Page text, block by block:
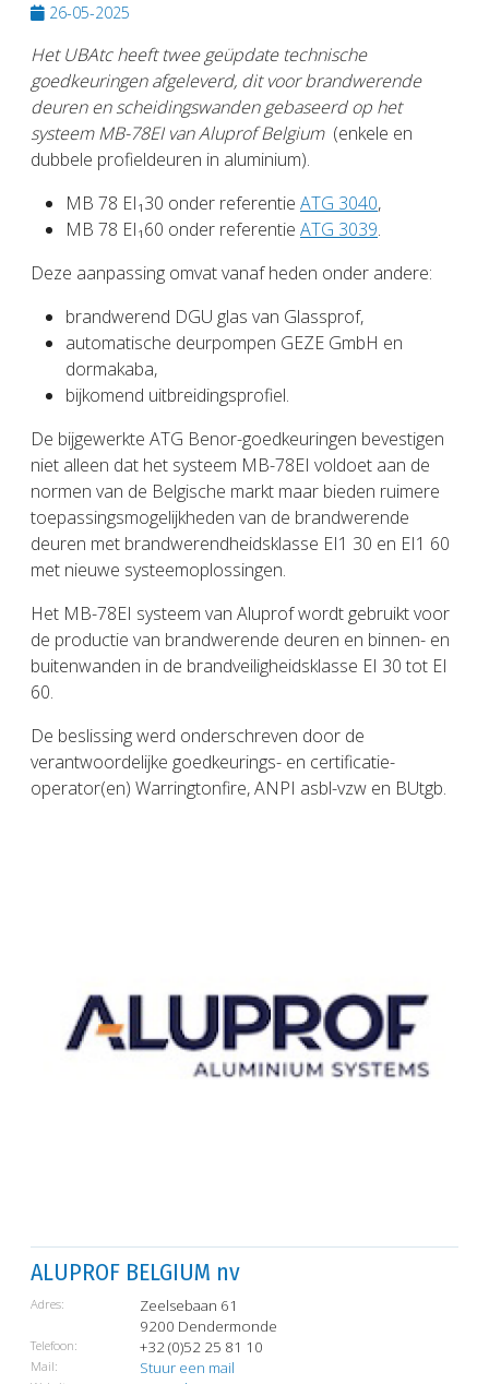
26-05-2025
Het UBAtc heeft twee geüpdate technische
goedkeuringen afgeleverd, dit voor brandwerende
deuren en scheidingswanden gebaseerd op het
systeem MB-78EI van AluprofBelgium (enkele en
dubbele profieldeuren in aluminium).
MB 78 EI₁30 onder referentie ATG 3040,
MB 78 EI₁60 onder referentie ATG 3039.
Deze aanpassing omvat vanaf heden onder andere:
brandwerend DGU glas van Glassprof,
automatische deurpompen GEZE GmbH en
dormakaba,
bijkomend uitbreidingsprofiel.
De bijgewerkte ATG Benor-goedkeuringen bevestigen
niet alleen dat het systeem MB-78EI voldoet aan de
normen van de Belgische markt maar bieden ruimere
toepassingsmogelijkheden van de brandwerende
deuren met brandwerendheidsklasse EI1 30 en EI1 60
met nieuwe systeemoplossingen.
Het MB-78EI systeem van Aluprof wordt gebruikt voor
de productie van brandwerende deuren en binnen- en
buitenwanden in de brandveiligheidsklasse EI 30 tot EI
60.
De beslissing werd onderschreven door de
verantwoordelijke goedkeurings- en certificatie-
operator(en) Warringtonfire, ANPI asbl-vzw en BUtgb.
ALUPROF BELGIUM nv
Adres:
Zeelsebaan 61
9200 Dendermonde
Telefoon: +32 (0)52 25 81 10
Mail: Stuur een mail